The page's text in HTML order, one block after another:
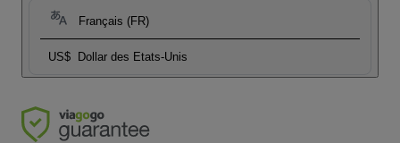
Français (FR)
US$ Dollar des Etats-Unis